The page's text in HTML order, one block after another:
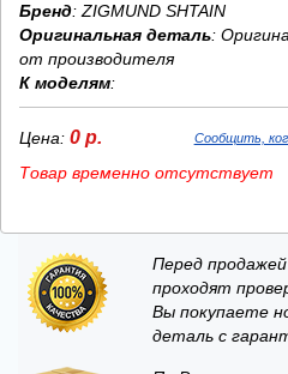
Бренд: ZIGMUND SHTAIN
Оригинальная деталь:
от производителя
К моделям:
Цена: 0 р. Сообщить,
Товар временно отсутствует
Перед
проходят
Вы покупаете
деталь с